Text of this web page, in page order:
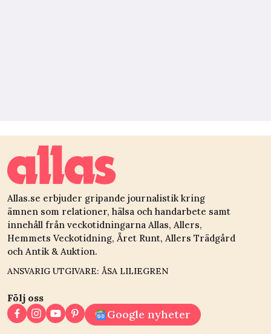
Allas.se erbjuder gripande journalistik kring
ämnen som relationer, hälsa och handarbete samt
innehåll från veckotidningarna Allas, Allers,
Hemmets Veckotidning, Året Runt, Allers Trädgård
och Antik & Auktion.
ANSVARIG UTGIVARE: ÅSA LILIEGREN
Följ oss
Google nyheter